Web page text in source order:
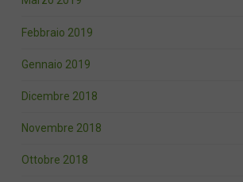
Febbraio 2019
Gennaio 2019
Dicembre 2018
Novembre 2018
Ottobre 2018